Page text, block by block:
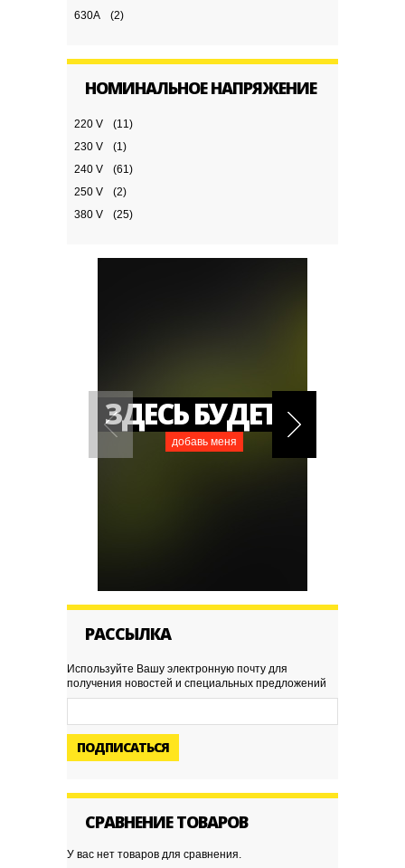
630А
(2)
НОМИНАЛЬНОЕ НАПРЯЖЕНИЕ
220 V
(11)
230 V
(1)
240 V
(61)
250 V
(2)
380 V
(25)
ЗДЕСЬ БУДЕТ ....
добавь меня
РАССЫЛКА
Используйте Вашу электронную почту для
получения новостей и специальных предложений
ПОДПИСАТЬСЯ
СРАВНЕНИЕ ТОВАРОВ
У вас нет товаров для сравнения.